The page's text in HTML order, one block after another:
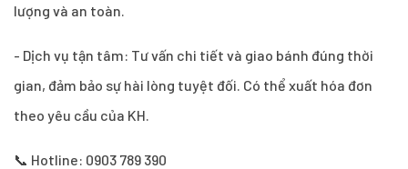
lượng và an toàn.
- Dịch vụ tận tâm: Tư vấn chi tiết và giao bánh đúng thời
gian, đảm bảo sự hài lòng tuyệt đối. Có thể xuất hóa đơn
theo yêu cầu của KH.
📞 Hotline: 0903 789 390